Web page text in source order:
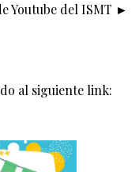
Youtube del ISMT ►
al siguiente link: